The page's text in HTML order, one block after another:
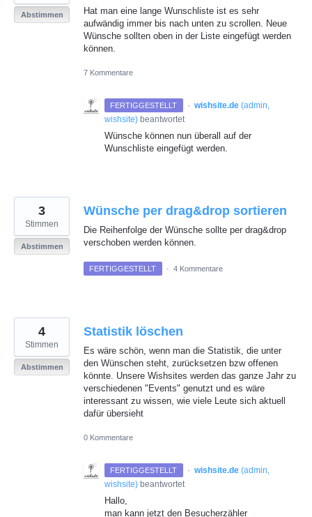
Hat man eine lange Wunschliste ist es sehr
aufwändig immer bis nach unten zu scrollen. Neue
Wünsche sollten oben in der Liste eingefügt werden
können.
Abstimmen
7 Kommentare
FERTIGGESTELLT · wishsite.de (admin,
wishsite) beantwortet
Wünsche können nun überall auf der
Wunschliste eingefügt werden.
Wünsche per drag&drop sortieren
Die Reihenfolge der Wünsche sollte per drag&drop
verschoben werden können.
3
Stimmen
Abstimmen
FERTIGGESTELLT · 4 Kommentare
Statistik löschen
Es wäre schön, wenn man die Statistik, die unter
den Wünschen steht, zurücksetzen bzw offenen
könnte. Unsere Wishsites werden das ganze Jahr zu
verschiedenen "Events" genutzt und es wäre
interessant zu wissen, wie viele Leute sich aktuell
dafür übersieht
4
Stimmen
Abstimmen
0 Kommentare
FERTIGGESTELLT · wishsite.de (admin,
wishsite) beantwortet
Hallo,
man kann jetzt den Besucherzähler